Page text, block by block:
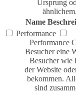
Ursprung
ähnlichem.
Name
Performance
Performance
Besucher eine
Besucher wie
der Website
bekommen.
sind